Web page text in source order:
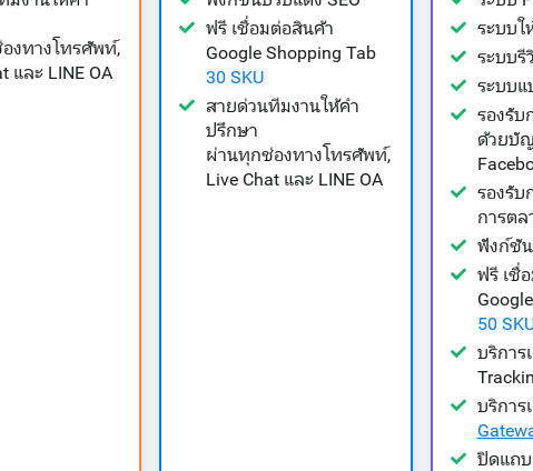
งทางโทรศัพท์,
และ LINE OA
ฟรี เชื่อมต่อสินค้า
Google Shopping Tab
30 SKU
สายด่วนทีมงานให้คำ
ปรึกษา
ผ่านทุกช่องทางโทรศัพท์,
Live Chat และ LINE OA
ระบบใ
ระบบรี
ระบบ
รองรับ
ด้วยบั
รองรับ
การตล
ฟังก์ชัน
ฟรี เชื่
50
บริการ
บริการ
ปิดแถบ